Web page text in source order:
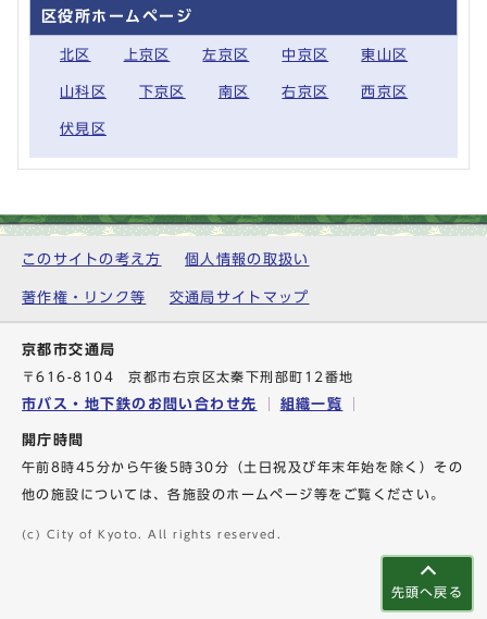
区役所ホームページ
北区 上京区 左京区 中京区 東山区
山科区 下京区 南区 右京区 西京区
伏見区
先頭へ戻る
このサイトの考え方 個人情報の取扱い
著作権・リンク等 交通局サイトマップ
京都市交通局
〒616-8104 京都市右京区太秦下刑部町12番地
市バス・地下鉄のお問い合わせ先 組織一覧
開庁時間
午前8時45分から午後5時30分（土日祝及び年末年始を除く）その
他の施設については、各施設のホームページ等をご覧ください。
(c) City of Kyoto. All rights reserved.